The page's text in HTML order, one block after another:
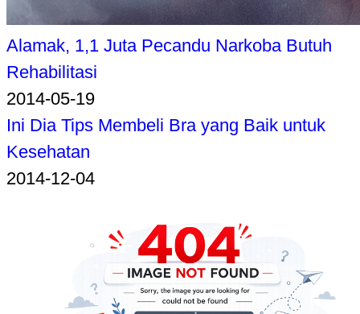
Alamak, 1,1 Juta Pecandu Narkoba Butuh
Rehabilitasi
2014-05-19
Ini Dia Tips Membeli Bra yang Baik untuk
Kesehatan
2014-12-04